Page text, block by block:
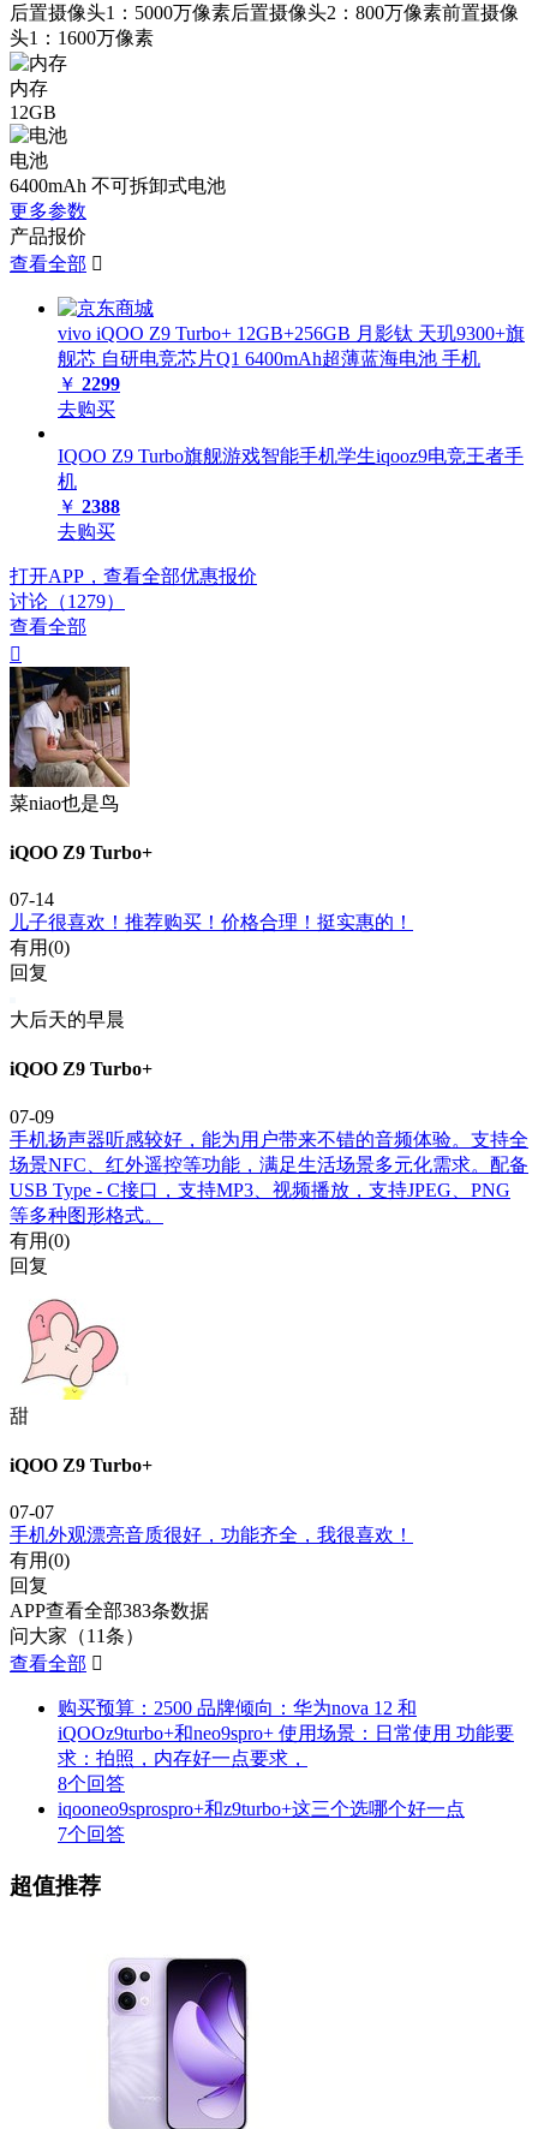
后置摄像头1：5000万像素后置摄像头2：800万像素前置摄像
头1：1600万像素
内存
12GB
电池
6400mAh 不可拆卸式电池
更多参数
产品报价
查看全部 
vivo iQOO Z9 Turbo+ 12GB+256GB 月影钛 天玑9300+旗
舰芯 自研电竞芯片Q1 6400mAh超薄蓝海电池 手机
￥ 2299
去购买
IQOO Z9 Turbo旗舰游戏智能手机学生iqooz9电竞王者手
机
￥ 2388
去购买
打开APP，查看全部优惠报价
讨论（1279）
查看全部

菜niao也是鸟
iQOO Z9 Turbo+
07-14
儿子很喜欢！推荐购买！价格合理！挺实惠的！
有用(0)
回复
大后天的早晨
iQOO Z9 Turbo+
07-09
手机扬声器听感较好，能为用户带来不错的音频体验。支持全
场景NFC、红外遥控等功能，满足生活场景多元化需求。配备
USB Type - C接口，支持MP3、视频播放，支持JPEG、PNG
等多种图形格式。
有用(0)
回复
甜
iQOO Z9 Turbo+
07-07
手机外观漂亮音质很好，功能齐全，我很喜欢！
有用(0)
回复
APP查看全部383条数据
问大家（11条）
查看全部 
购买预算：2500 品牌倾向：华为nova 12 和
iQOOz9turbo+和neo9spro+ 使用场景：日常使用 功能要
求：拍照，内存好一点要求，
8个回答
iqooneo9sprospro+和z9turbo+这三个选哪个好一点
7个回答
超值推荐